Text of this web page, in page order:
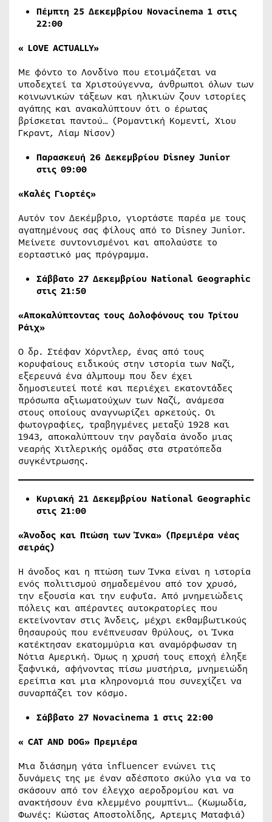
Πέμπτη 25 Δεκεμβρίου Νovacinema 1 στις
22:00
« LOVE ACTUALLY»
Με φόντο το Λονδίνο που ετοιμάζεται να
υποδεχτεί τα Χριστούγεννα, άνθρωποι όλων των
κοινωνικών τάξεων και ηλικιών ζουν ιστορίες
αγάπης και ανακαλύπτουν ότι ο έρωτας
βρίσκεται παντού… (Ρομαντική Κομεντί, Χιου
Γκραντ, Λίαμ Νίσον)
Παρασκευή 26 Δεκεμβρίου Disney Junior
στις 09:00
«Καλές Γιορτές»
Αυτόν τον Δεκέμβριο, γιορτάστε παρέα με τους
αγαπημένους σας φίλους από το Disney Junior.
Μείνετε συντονισμένοι και απολαύστε το
εορταστικό μας πρόγραμμα.
Σάββατο 27 Δεκεμβρίου National Geographic
στις 21:50
«Αποκαλύπτοντας τους Δολοφόνους του Τρίτου
Ράιχ»
Ο δρ. Στέφαν Χόρντλερ, ένας από τους
κορυφαίους ειδικούς στην ιστορία των Ναζί,
εξερευνά ένα άλμπουμ που δεν έχει
δημοσιευτεί ποτέ και περιέχει εκατοντάδες
πρόσωπα αξιωματούχων των Ναζί, ανάμεσα
στους οποίους αναγνωρίζει αρκετούς. Οι
φωτογραφίες, τραβηγμένες μεταξύ 1928 και
1943, αποκαλύπτουν την ραγδαία άνοδο μιας
νεαρής Χιτλερικής ομάδας στα στρατόπεδα
συγκέντρωσης.
Κυριακή 21 Δεκεμβρίου National Geographic
στις 21:00
«Άνοδος και Πτώση των Ίνκα» (Πρεμιέρα νέας
σειράς)
Η άνοδος και η πτώση των Ίνκα είναι η ιστορία
ενός πολιτισμού σημαδεμένου από τον χρυσό,
την εξουσία και την ευφυΐα. Από μνημειώδεις
πόλεις και απέραντες αυτοκρατορίες που
εκτείνονταν στις Άνδεις, μέχρι εκθαμβωτικούς
θησαυρούς που ενέπνευσαν θρύλους, οι Ίνκα
κατέκτησαν εκατομμύρια και αναμόρφωσαν τη
Νότια Αμερική. Όμως η χρυσή τους εποχή έληξε
ξαφνικά, αφήνοντας πίσω μυστήρια, μνημειώδη
ερείπια και μια κληρονομιά που συνεχίζει να
συναρπάζει τον κόσμο.
Σάββατο 27 Νovacinema 1 στις 22:00
« CAT AND DOG» Πρεμιέρα
Μια διάσημη γάτα influencer ενώνει τις
δυνάμεις της με έναν αδέσποτο σκύλο για να το
σκάσουν από τον έλεγχο αεροδρομίου και να
ανακτήσουν ένα κλεμμένο ρουμπίνι… (Κωμωδία,
Φωνές: Κώστας Αποστολίδης, Αρτεμις Ματαφιά)